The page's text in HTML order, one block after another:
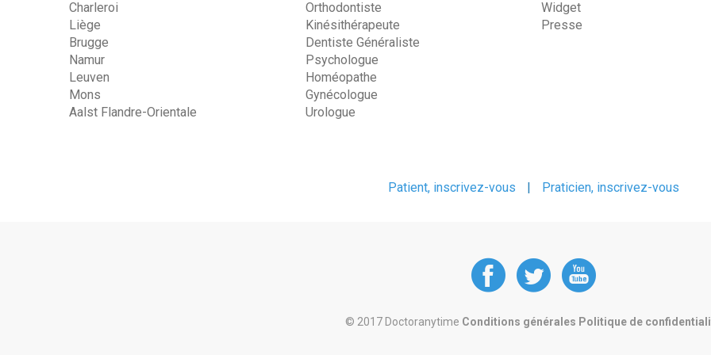
Charleroi
Liège
Brugge
Namur
Leuven
Mons
Aalst Flandre-Orientale
Orthodontiste
Kinésithérapeute
Dentiste Généraliste
Psychologue
Homéopathe
Gynécologue
Urologue
Widget
Presse
Patient, inscrivez-vous Praticien, inscrivez-vous
DoctorAnyTime
at at at
© 2017 Doctoranytime Conditions générales Politique de